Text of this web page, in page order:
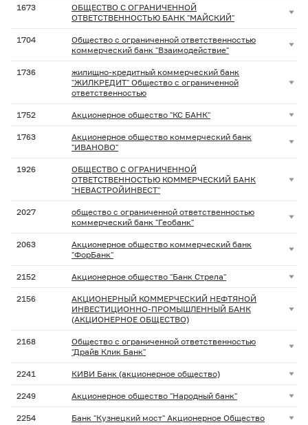
1673
ОБЩЕСТВО С ОГРАНИЧЕННОЙ
ОТВЕТСТВЕННОСТЬЮ БАНК "МАЙСКИЙ"
1704
Общество с ограниченной ответственностью
коммерческий банк "Взаимодействие"
1736
жилищно-кредитный коммерческий банк
"ЖИЛКРЕДИТ" Общество с ограниченной
ответственностью
1752 Акционерное общество "КС БАНК"
1763
Акционерное общество коммерческий банк
"ИВАНОВО"
1926
ОБЩЕСТВО С ОГРАНИЧЕННОЙ
ОТВЕТСТВЕННОСТЬЮ КОММЕРЧЕСКИЙ БАНК
"НЕВАСТРОЙИНВЕСТ"
2027
общество с ограниченной ответственностью
коммерческий банк "Геобанк"
2063
Акционерное общество коммерческий банк
"ФорБанк"
2152 Акционерное общество "Банк Стрела"
2156
АКЦИОНЕРНЫЙ КОММЕРЧЕСКИЙ НЕФТЯНОЙ
ИНВЕСТИЦИОННО-ПРОМЫШЛЕННЫЙ БАНК
(АКЦИОНЕРНОЕ ОБЩЕСТВО)
2168
Общество с ограниченной ответственностью
"Драйв Клик Банк"
2241 КИВИ Банк (акционерное общество)
2249 Акционерное общество "Народный банк"
2254 Банк "Кузнецкий мост" Акционерное Общество